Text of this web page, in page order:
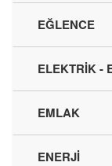
EĞLENCE
ELEKTRİK -
EMLAK
ENERJİ